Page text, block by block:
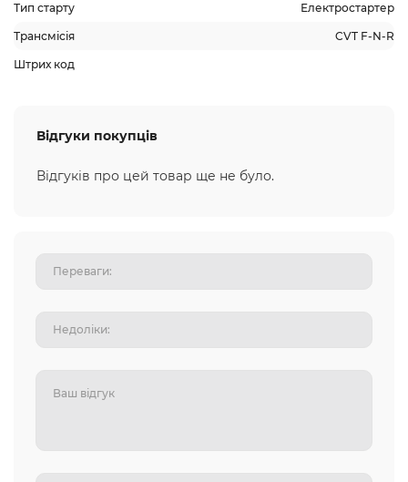
Тип старту Електростартер
Трансмісія CVT F-N-R
Штрих код
Відгуки покупців
Відгуків про цей товар ще не було.